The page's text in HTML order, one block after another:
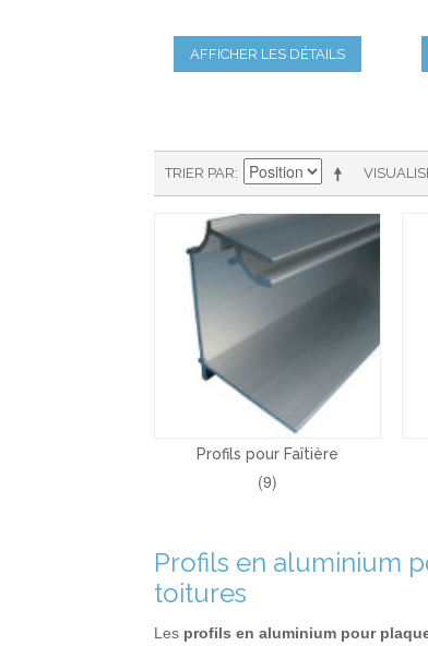
AFFICHER LES DÉTAILS
TRIER PAR
Profils pour Faîtière
(9)
Profils en aluminium
toitures
Les profils en aluminium pour